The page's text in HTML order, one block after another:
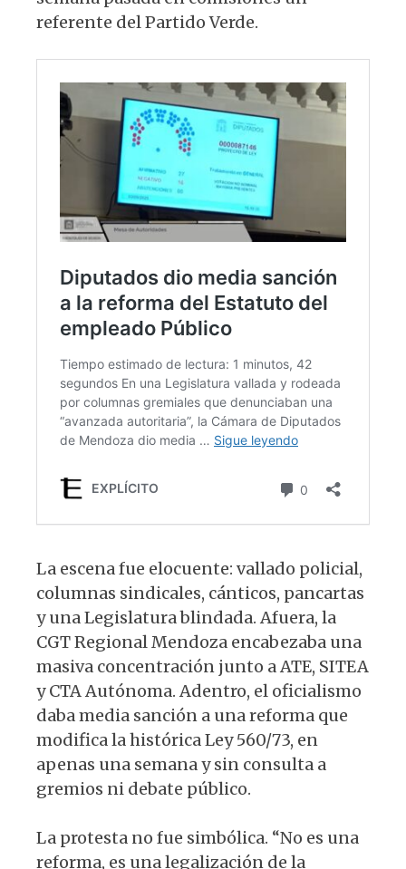
referente del Partido Verde.
La escena fue elocuente: vallado policial,
columnas sindicales, cánticos, pancartas
y una Legislatura blindada. Afuera, la
CGT Regional Mendoza encabezaba una
masiva concentración junto a ATE, SITEA
y CTA Autónoma. Adentro, el oficialismo
daba media sanción a una reforma que
modifica la histórica Ley 560/73, en
apenas una semana y sin consulta a
gremios ni debate público.
La protesta no fue simbólica. “No es una
reforma, es una legalización de la